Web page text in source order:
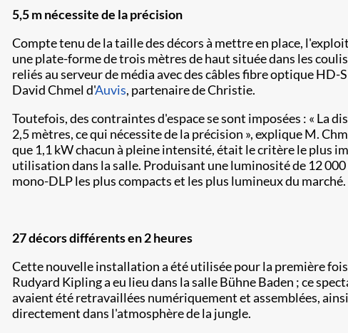
5,5 m nécessite de la précision
Compte tenu de la taille des décors à mettre en place,
une plate-forme de trois mètres de haut située dans les
reliés au serveur de média avec des câbles fibre optique
David Chmel d'Auvis, partenaire de Christie.
Toutefois, des contraintes d'espace se sont imposées : « La
2,5 mètres, ce qui nécessite de la précision », explique M.
que 1,1 kW chacun à pleine intensité, était le critère le plus
utilisation dans la salle. Produisant une luminosité de 12
mono-DLP les plus compacts et les plus lumineux du marché.
27 décors différents en 2 heures
Cette nouvelle installation a été utilisée pour la première
Rudyard Kipling a eu lieu dans la salle Bühne Baden ; ce
avaient été retravaillées numériquement et assemblées,
directement dans l'atmosphère de la jungle.